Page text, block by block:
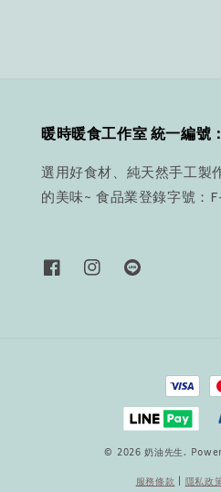
暖時暖食工作室 統一編號
選用好食材、純天然手工製
的美味~ 食品業登錄字號
© 2026 奶油先生.
服務條款 隱私政